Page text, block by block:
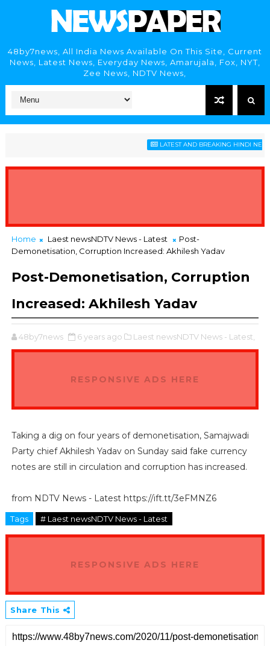
48by7news, All India News Available On This Site, Current
News, Latest News, Everyday News, Amarujala, Fox, NYT,
Zee News, NDTV News,
LATEST AND BREAKING HINDI NEWS
Home Laest newsNDTV News - Latest
Post-
Demonetisation, Corruption Increased: Akhilesh Yadav
Post-Demonetisation, Corruption
Increased: Akhilesh Yadav
48by7news 6 years ago Laest newsNDTV News - Latest,
RESPONSIVE ADS HERE
Taking a dig on four years of demonetisation, Samajwadi
Party chief Akhilesh Yadav on Sunday said fake currency
notes are still in circulation and corruption has increased.
from NDTV News - Latest https://ift.tt/3eFMNZ6
Tags # Laest newsNDTV News - Latest
RESPONSIVE ADS HERE
Share This